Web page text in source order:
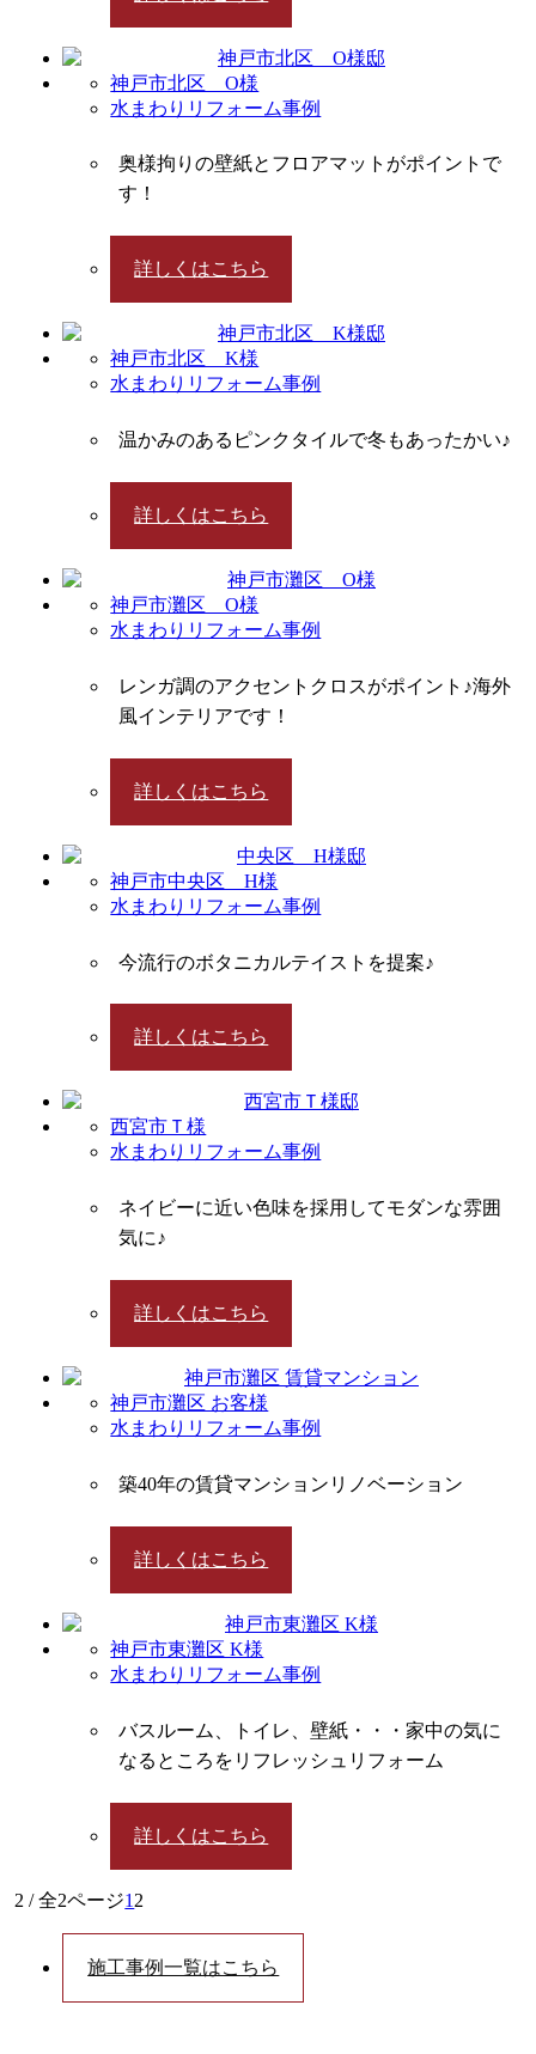
神戸市北区 O様
水まわりリフォーム事例
奥様拘りの壁紙とフロアマットがポイントで
す！
詳しくはこちら
神戸市北区 K様
水まわりリフォーム事例
温かみのあるピンクタイルで冬もあったかい♪
詳しくはこちら
神戸市灘区 O様
水まわりリフォーム事例
レンガ調のアクセントクロスがポイント♪海外
風インテリアです！
詳しくはこちら
神戸市中央区 H様
水まわりリフォーム事例
今流行のボタニカルテイストを提案♪
詳しくはこちら
西宮市Ｔ様
水まわりリフォーム事例
ネイビーに近い色味を採用してモダンな雰囲
気に♪
詳しくはこちら
神戸市灘区 お客様
水まわりリフォーム事例
築40年の賃貸マンションリノベーション
詳しくはこちら
神戸市東灘区 K様
水まわりリフォーム事例
バスルーム、トイレ、壁紙・・・家中の気に
なるところをリフレッシュリフォーム
詳しくはこちら
2 / 全2ページ1 2
施工事例一覧はこちら